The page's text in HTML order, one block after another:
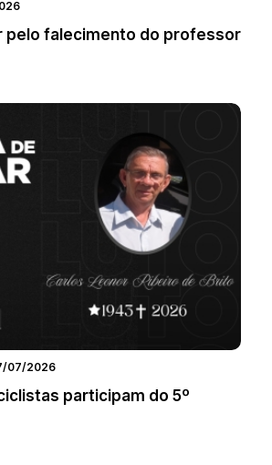
pelo falecimento do professor
07/2026
participam do 5º